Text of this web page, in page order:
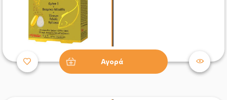
Αγορά